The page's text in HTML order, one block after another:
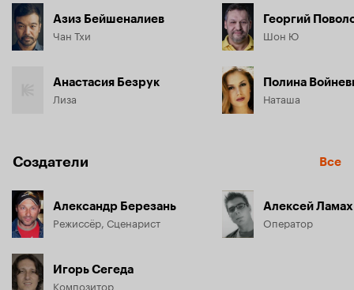
Азиз Бейшеналиев
Чан Тхи
Анастасия Безрук
Лиза
Георгий
Шон Ю
Полина
Наташа
Создатели Все
Александр Березань
Режиссёр, Сценарист
Игорь Сегеда
Композитор
Алексей Ламах
Оператор